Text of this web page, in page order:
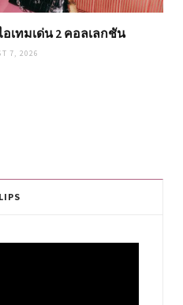
อเทมเด่น 2 คอลเลกชัน
7, 2026